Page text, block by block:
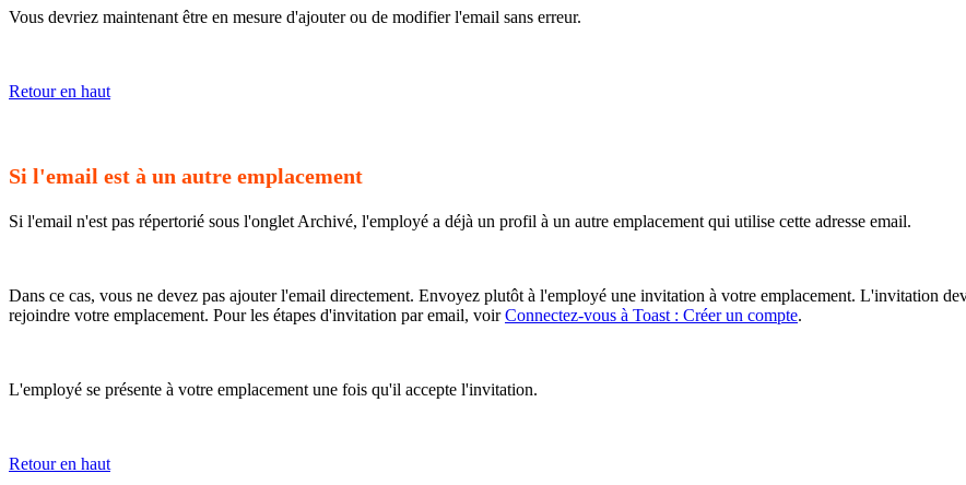
Vous devriez maintenant être en mesure d'ajouter ou de modifier l'email sans erreur.
Retour en haut
Si l'email est à un autre emplacement
Si l'email n'est pas répertorié sous l'onglet Archivé, l'employé a déjà un profil à un autre emplacement qui utilise cette adresse email.
Dans ce cas, vous ne devez pas ajouter l'email directement. Envoyez plutôt à l'employé une invitation à votre emplacement. L'invitation
rejoindre votre emplacement. Pour les étapes d'invitation par email, voirConnectez-vous à Toast : Créer un compte.
L'employé se présente à votre emplacement une fois qu'il accepte l'invitation.
Retour en haut